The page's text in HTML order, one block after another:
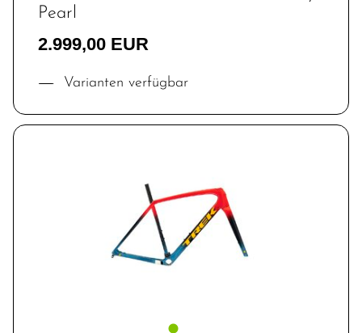
Pearl
2.999,00 EUR
Varianten verfügbar